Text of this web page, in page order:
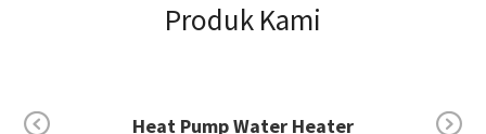
Produk Kami
Electric Water Heater